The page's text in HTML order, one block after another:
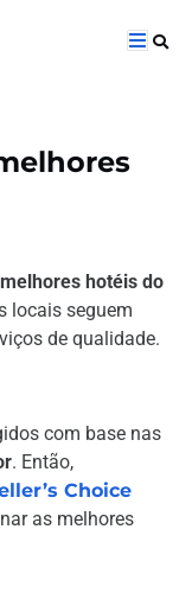
melhores hotéis do
locais seguem
de qualidade.
com base nas
. Então,
Choice
as melhores